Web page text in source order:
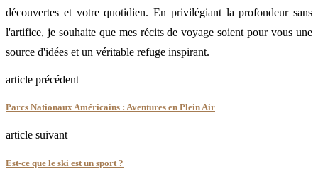
découvertes et votre quotidien. En privilégiant la profondeur sans
l'artifice, je souhaite que mes récits de voyage soient pour vous une
source d'idées et un véritable refuge inspirant.
article précédent
Parcs Nationaux Américains : Aventures en Plein Air
article suivant
Est-ce que le ski est un sport ?